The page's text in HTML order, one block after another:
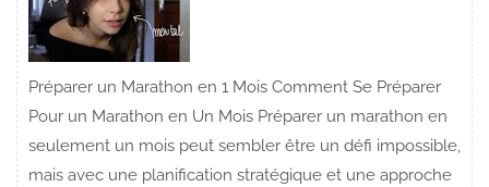
Préparer un Marathon en 1 Mois Comment Se Préparer
Pour un Marathon en Un Mois Préparer un marathon en
seulement un mois peut sembler être un défi impossible,
mais avec une planification stratégique et une approche